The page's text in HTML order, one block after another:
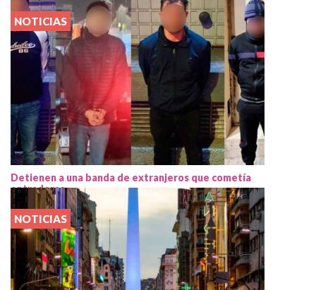
NOTICIAS
Detienen a una banda de extranjeros que cometía
entraderas
NOTICIAS